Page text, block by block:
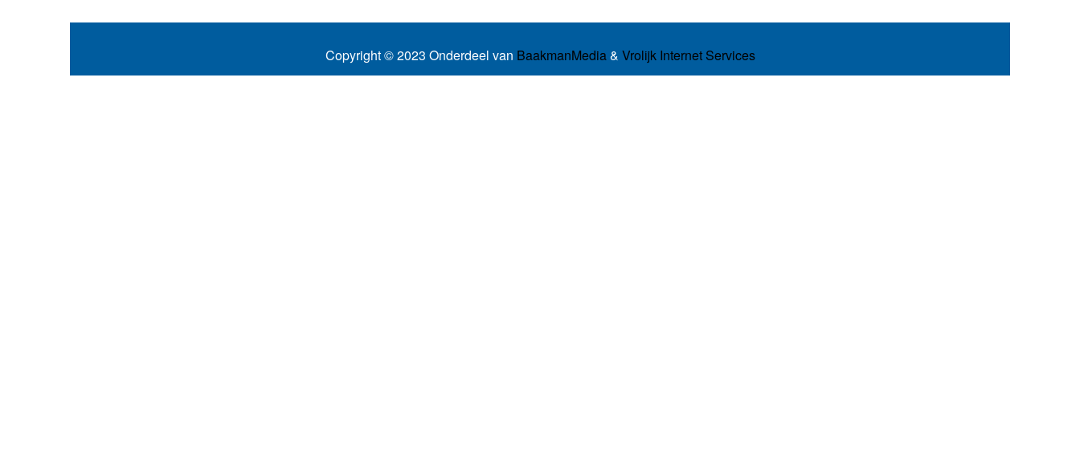
Copyright © 2023 Onderdeel van BaakmanMedia& Vrolijk Internet Services